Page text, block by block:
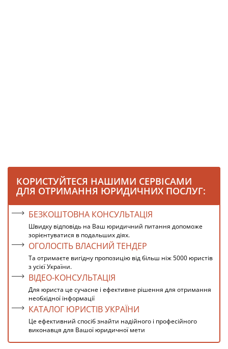
КОРИСТУЙТЕСЯ НАШИМИ СЕРВІСАМИ
ДЛЯ ОТРИМАННЯ ЮРИДИЧНИХ ПОСЛУГ:
БЕЗКОШТОВНА КОНСУЛЬТАЦІЯ
Швидку відповідь на Ваш юридичний питання допоможе
зорієнтуватися в подальших діях.
ОГОЛОСІТЬ ВЛАСНИЙ ТЕНДЕР
Та отримаєте вигідну пропозицію від більш ніж 5000 юристів
з усієї України.
ВІДЕО-КОНСУЛЬТАЦІЯ
Для юриста це сучасне і ефективне рішення для отримання
необхідної інформації
КАТАЛОГ ЮРИСТІВ УКРАЇНИ
Це ефективний спосіб знайти надійного і професійного
виконавця для Вашої юридичної мети